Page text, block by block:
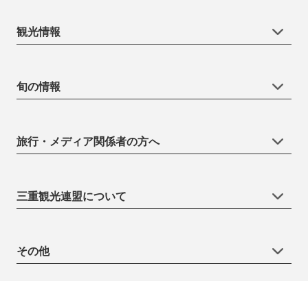
観光情報
旬の情報
旅行・メディア関係者の方へ
三重観光連盟について
その他